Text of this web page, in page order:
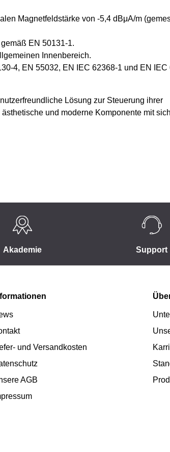
Magnetfeldstärke von -5,4 dBμA/m
EN 50131-1.
Innenbereich.
4, EN 55032, EN IEC 62368-1 und EN IEC
Lösung zur Steuerung ihrer
und moderne Komponente mit
Akademie Support
und Versandkosten
AGB